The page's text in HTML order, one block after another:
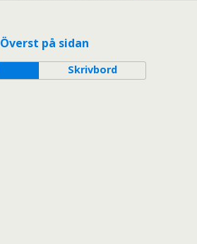
Överst på sidan
Skrivbord